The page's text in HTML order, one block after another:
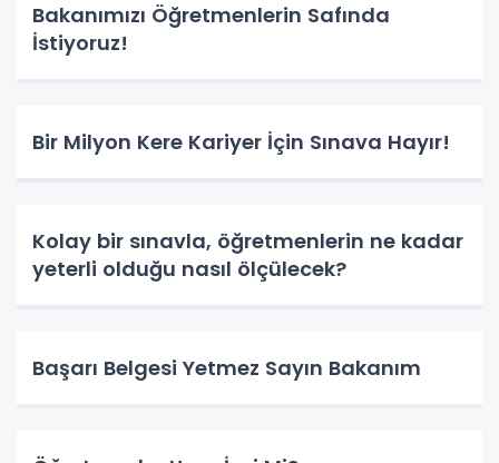
Bakanımızı Öğretmenlerin Safında
İstiyoruz!
Bir Milyon Kere Kariyer İçin Sınava Hayır!
Kolay bir sınavla, öğretmenlerin ne kadar
yeterli olduğu nasıl ölçülecek?
Başarı Belgesi Yetmez Sayın Bakanım